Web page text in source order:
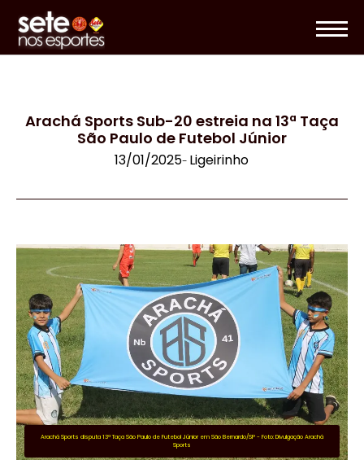
Arachá Sports Sub-20 estreia na 13ª Taça
São Paulo de Futebol Júnior
13/01/2025- Ligeirinho
Arachá Sports disputa 13ª Taça São Paulo de Futebol Júnior em São Bernardo/SP - Foto: Divulgação Arachá
Sports